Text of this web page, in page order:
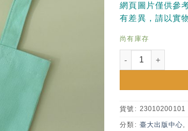
網頁圖片僅供參
有差異，請以實
尚有庫存
NTU陽光校園帆布
貨號: 23010200101
分類: 臺大出版中心,